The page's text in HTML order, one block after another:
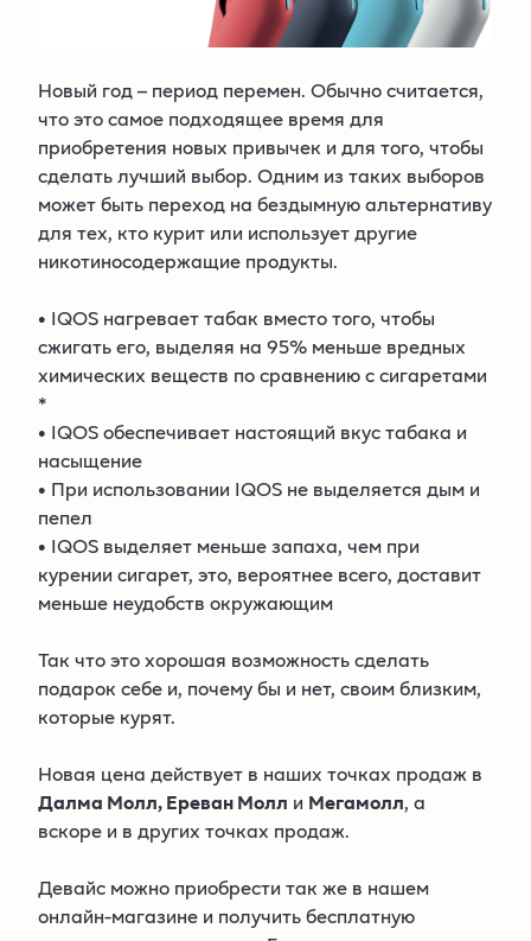
Новый год – период перемен. Обычно считается,
что это самое подходящее время для
приобретения новых привычек и для того, чтобы
сделать лучший выбор. Одним из таких выборов
может быть переход на бездымную альтернативу
для тех, кто курит или использует другие
никотиносодержащие продукты.
• IQOS нагревает табак вместо того, чтобы
сжигать его, выделяя на 95% меньше вредных
химических веществ по сравнению с сигаретами
*
• IQOS обеспечивает настоящий вкус табака и
насыщение
• При использовании IQOS не выделяется дым и
пепел
• IQOS выделяет меньше запаха, чем при
курении сигарет, это, вероятнее всего, доставит
меньше неудобств окружающим
Так что это хорошая возможность сделать
подарок себе и, почему бы и нет, своим близким,
которые курят.
Новая цена действует в наших точках продаж в
Далма Молл, Ереван Молл и Мегамолл, а
вскоре и в других точках продаж.
Девайс можно приобрести так же в нашем
онлайн-магазине и получить бесплатную